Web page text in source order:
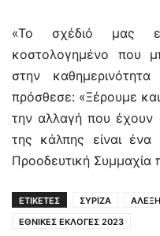
«Το σχέδιό μας
κοστολογημένο που
στην
πρόσθεσε: «Ξέρουμε
την αλλαγή που έχουν
της κάλπης είναι
Προοδευτική Συμμαχία
ΕΤΙΚΕΤΕΣ ΣΥΡΙΖΑ
ΕΘΝΙΚΕΣ ΕΚΛΟΓΕΣ 2023